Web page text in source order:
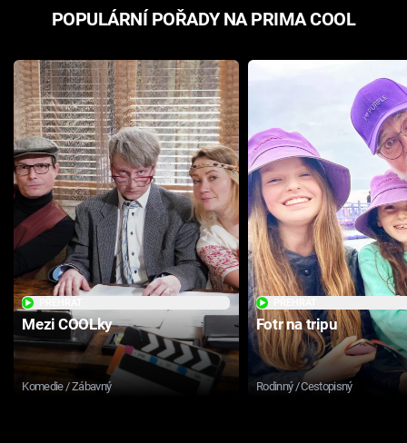
POPULÁRNÍ POŘADY NA PRIMA COOL
Mezi COOLky
Komedie / Zábavný
Fotr na tripu
Rodinný / Cestopisný